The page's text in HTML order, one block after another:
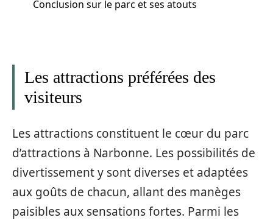
Conclusion sur le parc et ses atouts
Les attractions préférées des
visiteurs
Les attractions constituent le cœur du parc
d’attractions à Narbonne. Les possibilités de
divertissement y sont diverses et adaptées
aux goûts de chacun, allant des manèges
paisibles aux sensations fortes. Parmi les